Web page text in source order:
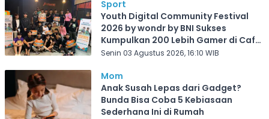
Sport
Youth Digital Community Festival
2026 by wondr by BNI Sukses
Kumpulkan 200 Lebih Gamer di Cafe
Frekuensi Depok
Senin 03 Agustus 2026, 16:10 WIB
Mom
Anak Susah Lepas dari Gadget?
Bunda Bisa Coba 5 Kebiasaan
Sederhana Ini di Rumah